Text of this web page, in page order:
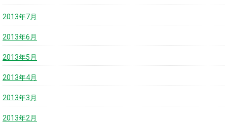
2013年7月
2013年6月
2013年5月
2013年4月
2013年3月
2013年2月